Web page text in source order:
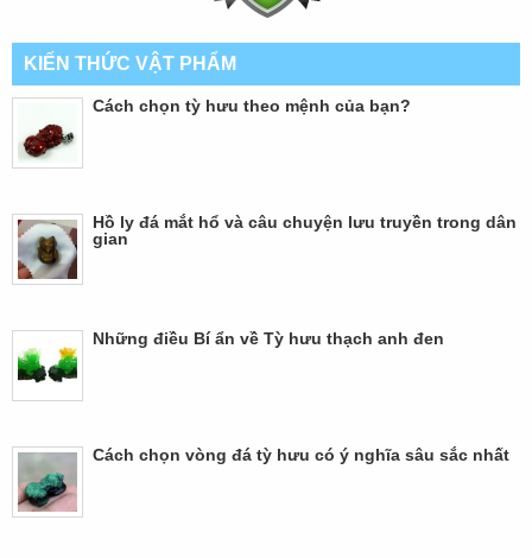
KIẾN THỨC VẬT PHẨM
Cách chọn tỳ hưu theo mệnh của bạn?
Hồ ly đá mắt hổ và câu chuyện lưu truyền trong dân
gian
Những điều Bí ẩn về Tỳ hưu thạch anh đen
Cách chọn vòng đá tỳ hưu có ý nghĩa sâu sắc nhất